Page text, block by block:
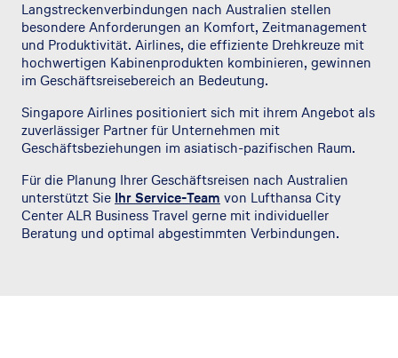
Langstreckenverbindungen nach Australien stellen
besondere Anforderungen an Komfort, Zeitmanagement
und Produktivität. Airlines, die effiziente Drehkreuze mit
hochwertigen Kabinenprodukten kombinieren, gewinnen
im Geschäftsreisebereich an Bedeutung.
Singapore Airlines positioniert sich mit ihrem Angebot als
zuverlässiger Partner für Unternehmen mit
Geschäftsbeziehungen im asiatisch-pazifischen Raum.
Für die Planung Ihrer Geschäftsreisen nach Australien
unterstützt Sie Ihr Service-Team von Lufthansa City
Center ALR Business Travel gerne mit individueller
Beratung und optimal abgestimmten Verbindungen.